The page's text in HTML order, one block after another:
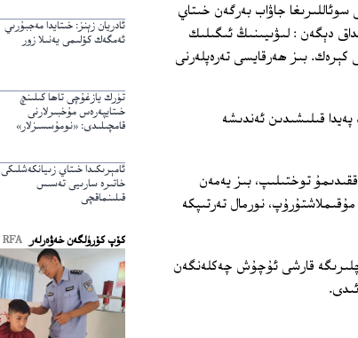
سوئاللىرىغا جاۋاب بەرگەن خىتاي
دېگەن : لىۋىيىنىڭ ئىگىلىك
بىز ھەرقايسى تەرەپلەرنى
قىلىشىدىن ئەندىشە
توختىلىپ، بىز يەمەن
نورمال تەرتىپكە
لىۋىيىدە كازافىي كۈچلىرىگە قارشى ئۇچۇش چەكلەنگەن
ئادريان زېنز: خىتايدا مەجبۇرىي
ئەمگەك كۆلىمى يەنىلا زور
تۈرك يازغۇچى تاھا كىلىنچ
خىتايپەرەس مۇخبىرلارنى
قامچىلىدى: «نومۇسسىزلار»
ئامېرىكىدا خىتاي زىيانكەشلىكى
خاتىرە سارىيى تەسىس
قىلىنماقچى
كۆپ كۆرۈلگەن خەۋەرلەر RFA